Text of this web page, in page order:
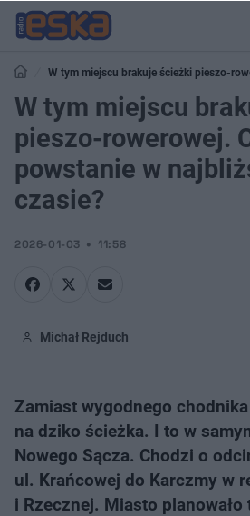
W tym miejscu brakuje ścieżki pieszo-
najbliższym czasie?
W tym miejscu
pieszo-rowerowej.
powstanie w
czasie?
2026-01-03 11:58
Michał Rejduch
Zamiast wygodnego
na dziko ścieżka. I to w
Nowego Sącza. Chodzi o
ul. Krańcowej do Karczmy w
i Rzecznej. Miasto